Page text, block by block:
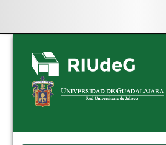
Skip
navigation